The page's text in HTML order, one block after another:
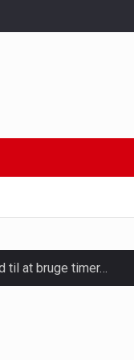
til at bruge timer…
der